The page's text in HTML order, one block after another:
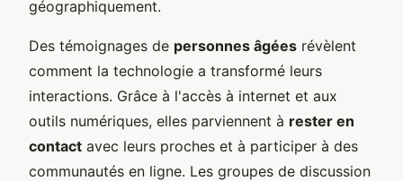
géographiquement.
Des témoignages de personnes âgées révèlent
comment la technologie a transformé leurs
interactions. Grâce à l'accès à internet et aux
outils numériques, elles parviennent à rester en
contact avec leurs proches et à participer à des
communautés en ligne. Les groupes de discussion